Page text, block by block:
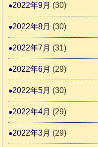
2022年9月 (30)
2022年8月 (30)
2022年7月 (31)
2022年6月 (29)
2022年5月 (30)
2022年4月 (29)
2022年3月 (29)